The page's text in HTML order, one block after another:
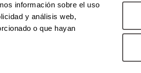
información sobre el uso
y análisis web,
o que hayan